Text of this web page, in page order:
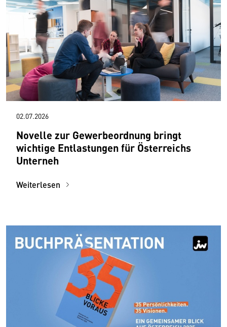
02.07.2026
Novelle zur Gewerbeordnung bringt
wichtige Entlastungen für Österreichs
Unterneh
Weiterlesen